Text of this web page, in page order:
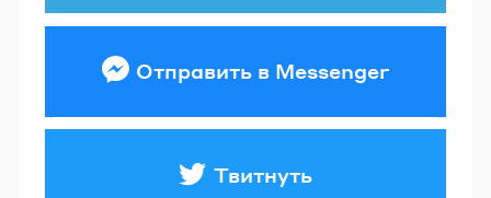
Отправить в Messenger
Твитнуть